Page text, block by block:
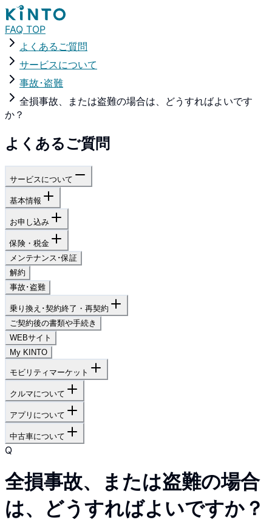
FAQ TOP
よくあるご質問
サービスについて
事故･盗難
全損事故、または盗難の場合は、どうすればよいです
か？
よくあるご質問
サービスについて
基本情報
お申し込み
保険・税金
メンテナンス･保証
解約
事故･盗難
乗り換え･契約終了・再契約
ご契約後の書類や手続き
WEBサイト
My KINTO
モビリティマーケット
クルマについて
アプリについて
中古車について
Q
全損事故、または盗難の場合
は、どうすればよいですか？